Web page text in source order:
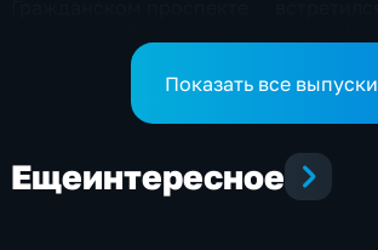
тепловой контур по
временной схемеПоказать все выпуски
Ещеинтересное